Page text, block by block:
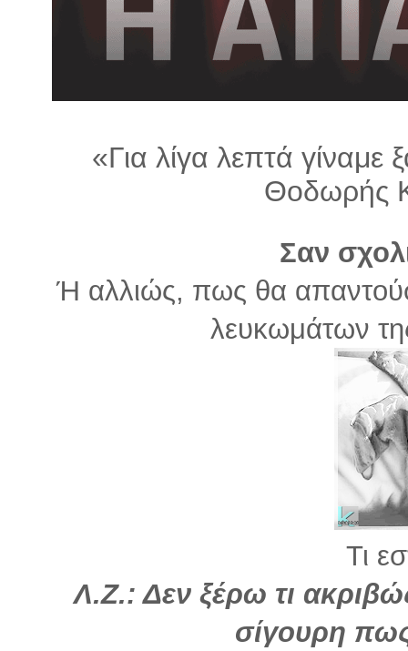
«Για λίγα λεπτά γίναμε
Θοδωρής
Σαν
Ή αλλιώς, πως θα
λευκωμάτων
Τι
Λ.Ζ.: Δεν ξέρω τι
σίγουρη